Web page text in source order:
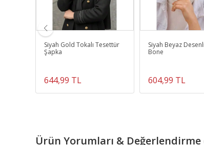
Siyah Gold Tokalı Tesettür
Şapka
644,99 TL
Siyah Beyaz
Bone
604,99 TL
Ürün Yorumları & Değerlendirme